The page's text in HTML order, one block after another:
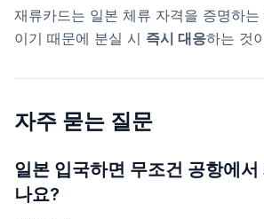
재류카드는 일본 체류 자격을 증명하
이기 때문에 분실 시 즉시 대응하는 것
자주 묻는 질문
일본 입국하면 무조건 공항에
나요?